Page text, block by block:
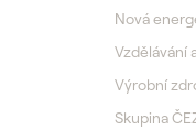
Nová
Vzdělávání
Výrobní
Skupina